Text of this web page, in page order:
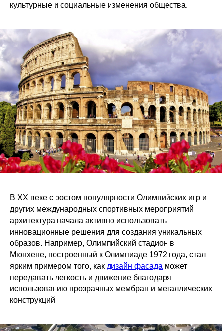
культурные и социальные изменения общества.
В XX веке с ростом популярности Олимпийских игр и
других международных спортивных мероприятий
архитектура начала активно использовать
инновационные решения для создания уникальных
образов. Например, Олимпийский стадион в
Мюнхене, построенный к Олимпиаде 1972 года, стал
ярким примером того, как дизайн фасада может
передавать легкость и движение благодаря
использованию прозрачных мембран и металлических
конструкций.